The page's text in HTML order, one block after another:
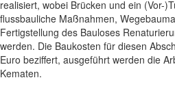
realisiert, wobei Brücken und ein (Vor-
flussbauliche Maßnahmen,
Fertigstellung des Bauloses
werden. Die Baukosten für diesen
Euro beziffert, ausgeführt werden die
Kematen.